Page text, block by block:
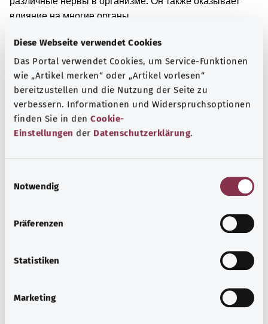
Diese Webseite verwendet Cookies
Das Portal verwendet Cookies, um Service-Funktionen
wie „Artikel merken“ oder „Artikel vorlesen“
bereitzustellen und die Nutzung der Seite zu
verbessern. Informationen und Widerspruchsoptionen
finden Sie in den Cookie-
Einstellungen der Datenschutzerklärung.
Notwendig
Präferenzen
Statistiken
Marketing
влияние на многие органы.
При приеме слишком большого количества такого
кровообращения или пищеварения. Симптомы, в
частности, зависят, от того, насколько сильным было
негативное воздействие препарата на организм.
Человек может быть серьезно болен.
Дополнительные обозначения
Указание
Предоставлено некоммерческой организацией Was
здравоохранения).